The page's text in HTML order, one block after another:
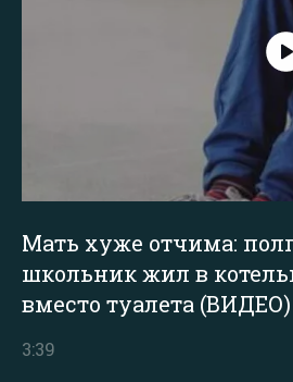
Мать хуже отчима:
школьник жил в
вместо туалета (ВИДЕО)
3:39